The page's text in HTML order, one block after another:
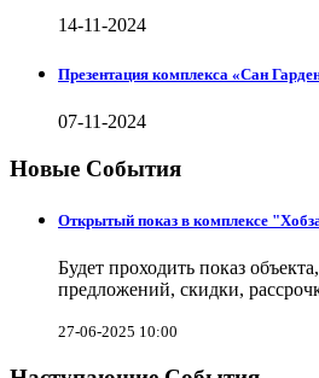
14-11-2024
Презентация комплекса «Сан
07-11-2024
Новые События
Открытый показ в комплексе
Будет проходить показ
предложений, скидки,
27-06-2025 10:00